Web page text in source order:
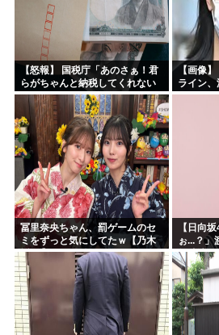
今期アニメ、無職さよララ乙女怪獣ヤ
日本さん食料自給率が過去最低に 25年
【怒報】 国税庁「あのさぁ！君
らがちゃんと納税してくれない
とこうなっちゃうけどどうす
る？！」←これw w w w w w w w
【画像】
ライン
ろ！
冨里奈央ちゃん、罰ゲームのセ
ミをずっと気にしてたｗ【乃木
坂46】
【日向
ぉ...？」
興味津々